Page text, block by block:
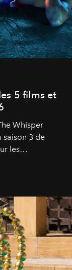
5 films et
Whisper
saison 3 de
les